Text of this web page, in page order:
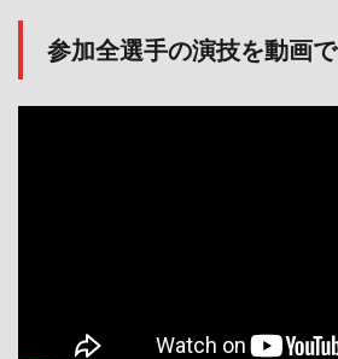
参加全選手の演技を動画で